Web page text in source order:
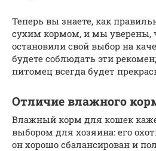
Теперь вы знаете, как
сухим кормом, и мы уверены,
остановили свой выбор на
будете соблюдать эти
питомец всегда будет
Отличие влажного
Влажный корм для кошек
выбором для хозяина: его
он хорошо сбалансирован и